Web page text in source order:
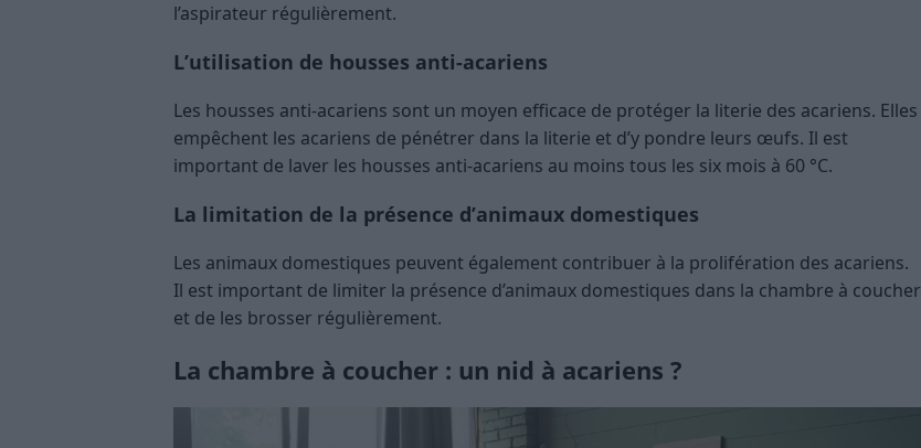
l’aspirateur régulièrement.
L’utilisation de housses anti-acariens
Les housses anti-acariens sont un moyen efficace de protéger la literie des acariens. Elles
empêchent les acariens de pénétrer dans la literie et d’y pondre leurs œufs. Il est
important de laver les housses anti-acariens au moins tous les six mois à 60 °C.
La limitation de la présence d’animaux domestiques
Les animaux domestiques peuvent également contribuer à la prolifération des acariens.
Il est important de limiter la présence d’animaux domestiques dans la chambre à coucher
et de les brosser régulièrement.
La chambre à coucher : un nid à acariens ?